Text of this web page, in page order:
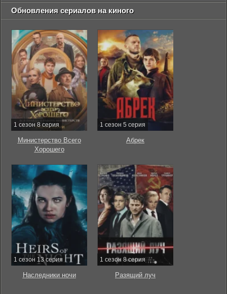
Обновления сериалов на киного
1 сезон 8 серия
Министерство Всего
Хорошего
1 сезон 5 серия
Абрек
1 сезон 13 серия
Наследники ночи
1 сезон 8 серия
Разящий луч